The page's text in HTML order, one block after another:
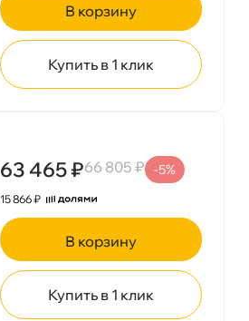
корзину
Купить в 1 клик
63 465 ₽66 805 ₽ -5%
15 866 ₽
корзину
Купить в 1 клик